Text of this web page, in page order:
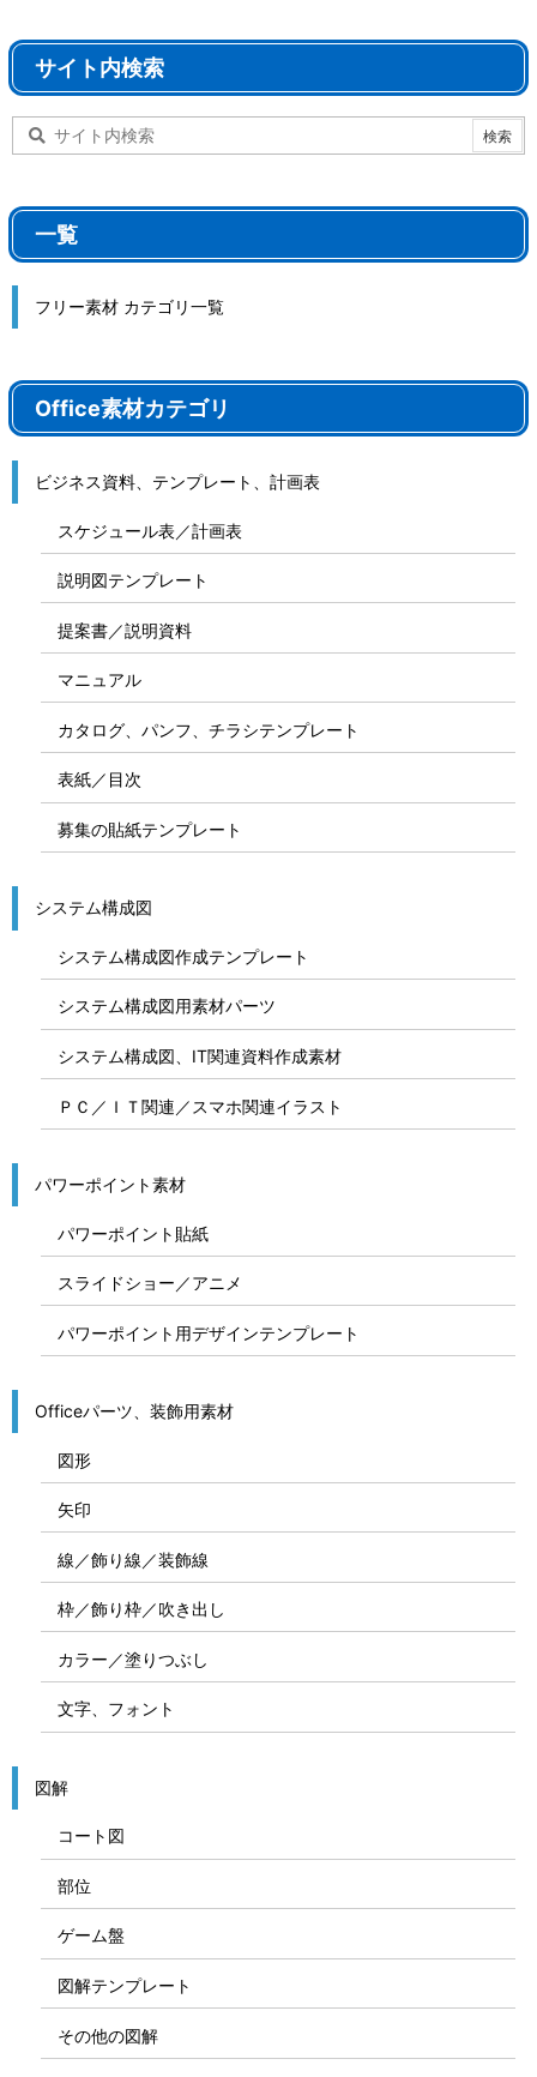
サイト内検索
一覧
フリー素材 カテゴリ一覧
Office素材カテゴリ
ビジネス資料、テンプレート、計画表
スケジュール表／計画表
説明図テンプレート
提案書／説明資料
マニュアル
カタログ、パンフ、チラシテンプレート
表紙／目次
募集の貼紙テンプレート
システム構成図
システム構成図作成テンプレート
システム構成図用素材パーツ
システム構成図、IT関連資料作成素材
ＰＣ／ＩＴ関連／スマホ関連イラスト
パワーポイント素材
パワーポイント貼紙
スライドショー／アニメ
パワーポイント用デザインテンプレート
Officeパーツ、装飾用素材
図形
矢印
線／飾り線／装飾線
枠／飾り枠／吹き出し
カラー／塗りつぶし
文字、フォント
図解
コート図
部位
ゲーム盤
図解テンプレート
その他の図解